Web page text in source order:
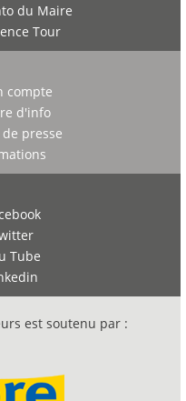
du Maire
Tour
compte
d'info
de presse
Tube
est soutenu par :